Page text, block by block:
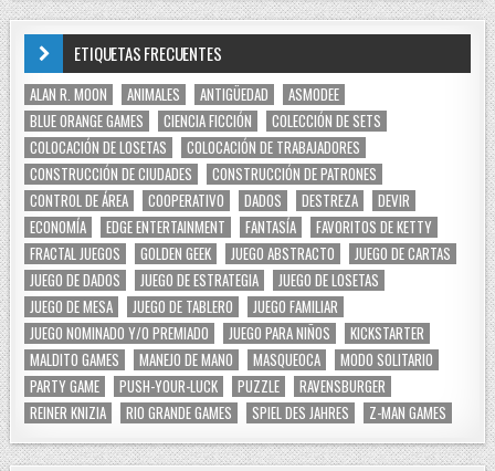
ETIQUETAS FRECUENTES
ALAN R. MOON ANIMALES ANTIGÜEDAD
ASMODEE
BLUE ORANGE GAMES
CIENCIA FICCIÓN
COLECCIÓN DE SETS
COLOCACIÓN DE LOSETAS
COLOCACIÓN DE TRABAJADORES
CONSTRUCCIÓN DE CIUDADES
CONSTRUCCIÓN DE PATRONES
CONTROL DE ÁREA
COOPERATIVO DADOS DESTREZA
DEVIR
ECONOMÍA
EDGE ENTERTAINMENT FANTASÍA
FAVORITOS DE KETTY
FRACTAL JUEGOS
GOLDEN GEEK JUEGO ABSTRACTO
JUEGO DE CARTAS
JUEGO DE DADOS
JUEGO DE ESTRATEGIA
JUEGO DE LOSETAS
JUEGO DE MESA
JUEGO DE TABLERO
JUEGO FAMILIAR
JUEGO NOMINADO Y/O PREMIADO
JUEGO PARA NIÑOS
KICKSTARTER
MALDITO GAMES
MANEJO DE MANO MASQUEOCA
MODO SOLITARIO
PARTY GAME
PUSH-YOUR-LUCK PUZZLE
RAVENSBURGER
REINER KNIZIA
RIO GRANDE GAMES SPIEL DES JAHRES Z-MAN GAMES